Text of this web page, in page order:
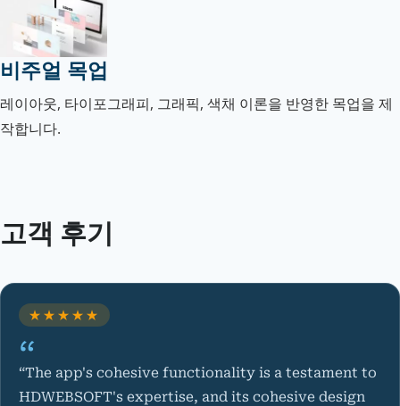
비주얼 목업
레이아웃, 타이포그래피, 그래픽, 색채 이론을 반영한 목업을 제
작합니다.
고객 후기
★★★★★
“The app's cohesive functionality is a testament to
HDWEBSOFT's expertise, and its cohesive design